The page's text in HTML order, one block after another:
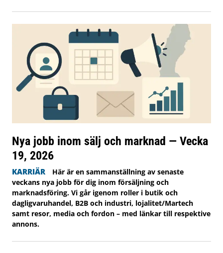
Nya jobb inom sälj och marknad — Vecka
19, 2026
KARRIÄR
Här är en sammanställning av senaste
veckans nya jobb för dig inom försäljning och
marknadsföring. Vi går igenom roller i butik och
dagligvaruhandel, B2B och industri, lojalitet/Martech
samt resor, media och fordon – med länkar till respektive
annons.